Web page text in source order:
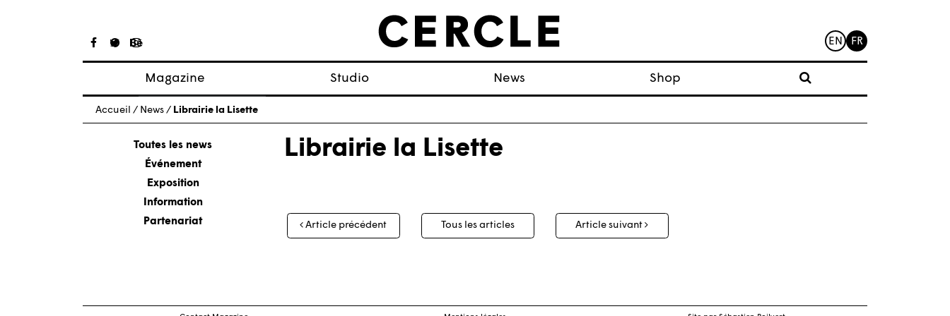
EN FR
Magazine
Articles
À propos
Numéros
Studio News Shop
Accueil / News / Librairie la Lisette
Toutes les news
Événement
Exposition
Information
Partenariat
Librairie la Lisette
Navigation
des
Article précédent Tous les articles Article suivant